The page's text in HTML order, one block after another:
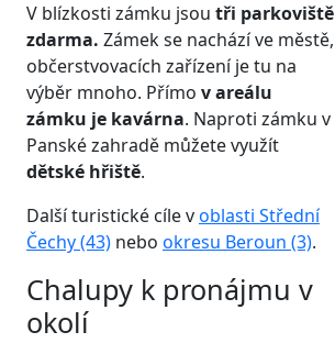
V blízkosti zámku jsou tři parkoviště
zdarma. Zámek se nachází ve městě,
občerstvovacích zařízení je tu na
výběr mnoho. Přímo v areálu
zámku je kavárna. Naproti zámku v
Panské zahradě můžete využít
dětské hřiště.
Další turistické cíle voblasti Střední
Čechy (43) nebo okresu Beroun (3).
Chalupy k pronájmu v
okolí